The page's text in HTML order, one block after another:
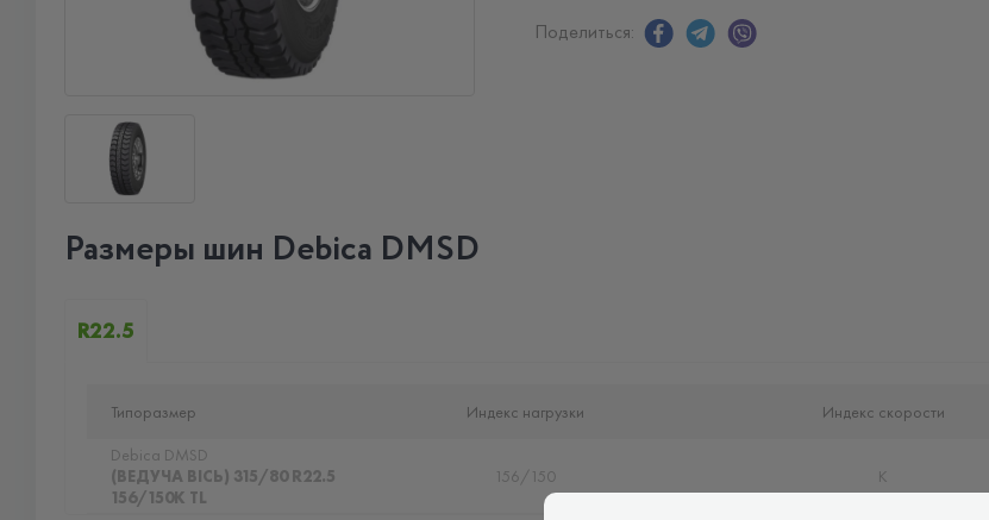
Поделиться:
Размеры шин Debica DMSD
R22.5
Типоразмер Индекс нагрузки Индекс скорости
Debica DMSD
(ВЕДУЧА ВІСЬ) 315/80 R22.5
156/150K TL
156/150 K